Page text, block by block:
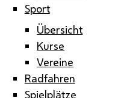
Sport
Übersicht
Kurse
Vereine
Radfahren
Spielplätze